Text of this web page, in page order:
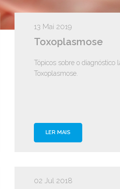
13 Mai 2019
Toxoplasmose
Tópicos sobre o diagnóstico
Toxoplasmose.
LER MAIS
02 Jul 2018